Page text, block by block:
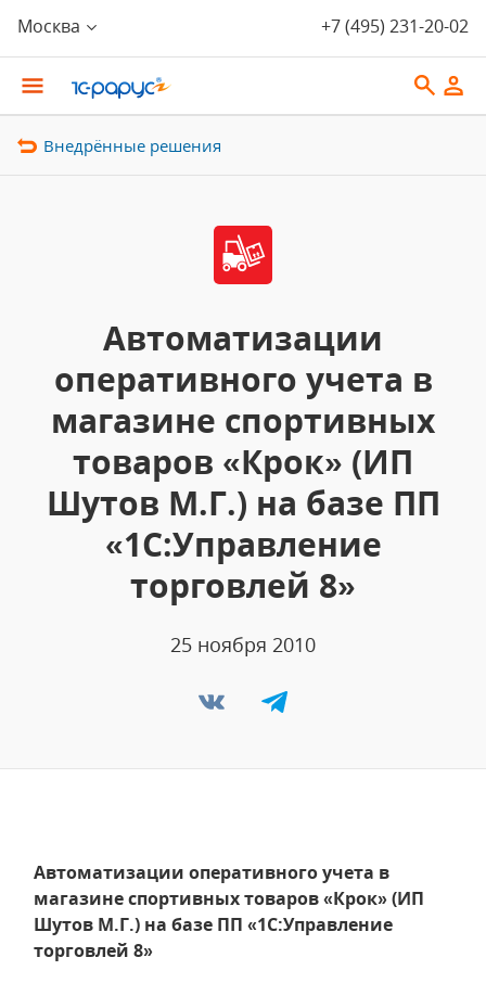
Москва +7 (495) 231-20-02
Внедрённые решения
Автоматизации
оперативного учета в
магазине спортивных
товаров «Крок» (ИП
Шутов М.Г.) на базе ПП
«1С:Управление
торговлей 8»
25 ноября 2010
Автоматизации оперативного учета в
магазине спортивных товаров «Крок» (ИП
Шутов М.Г.) на базе ПП «1С:Управление
торговлей 8»